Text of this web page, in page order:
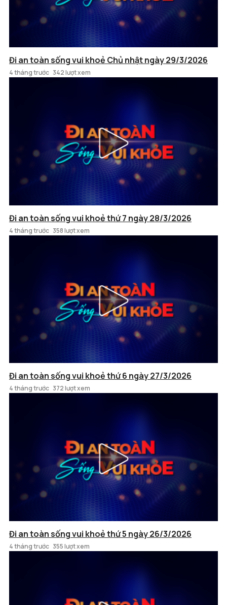
Đi an toàn sống vui khoẻ Chủ nhật ngày 29/3/2026
4 tháng trước 342 lượt xem
Đi an toàn sống vui khoẻ thứ 7 ngày 28/3/2026
4 tháng trước 358 lượt xem
Đi an toàn sống vui khoẻ thứ 6 ngày 27/3/2026
4 tháng trước 372 lượt xem
Đi an toàn sống vui khoẻ thứ 5 ngày 26/3/2026
4 tháng trước 355 lượt xem